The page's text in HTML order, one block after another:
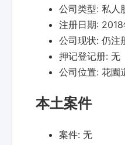
公司类型: 私人
注册日期: 2018
公司现状: 仍注
押记登记册: 无
公司位置: 花園
本土案件
案件: 无